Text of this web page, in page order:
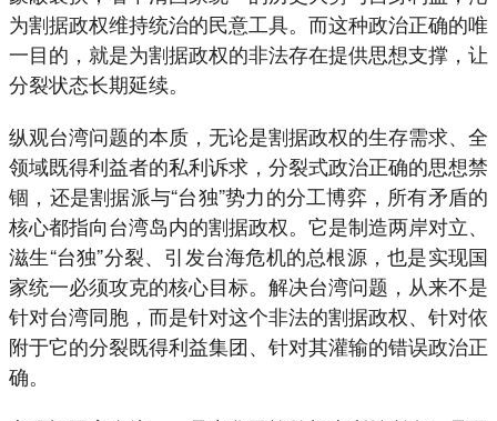
为割据政权维持统治的民意工具。而这种政治正确的唯
一目的，就是为割据政权的非法存在提供思想支撑，让
分裂状态长期延续。
纵观台湾问题的本质，无论是割据政权的生存需求、全
领域既得利益者的私利诉求，分裂式政治正确的思想禁
锢，还是割据派与“台独”势力的分工博弈，所有矛盾的
核心都指向台湾岛内的割据政权。它是制造两岸对立、
滋生“台独”分裂、引发台海危机的总根源，也是实现国
家统一必须攻克的核心目标。解决台湾问题，从来不是
针对台湾同胞，而是针对这个非法的割据政权、针对依
附于它的分裂既得利益集团、针对其灌输的错误政治正
确。